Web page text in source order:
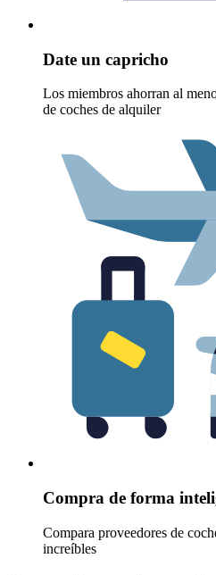
Date un capricho
Los miembros ahorran al
de coches de alquiler
Compra de forma
Compara proveedores de
increíbles